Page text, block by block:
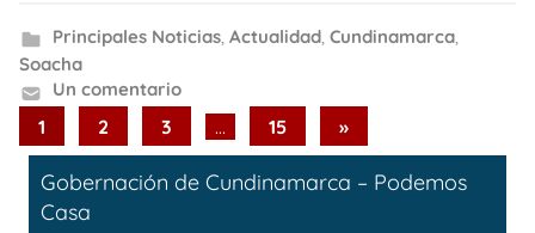
Principales Noticias, Actualidad, Cundinamarca,
Soacha
Un comentario
Paginación
de
entradas
1 2 3 … 15
Next
Posts
»
Gobernación de Cundinamarca – Podemos
Casa